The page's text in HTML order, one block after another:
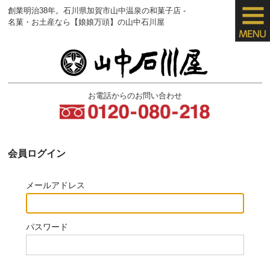
創業明治38年。石川県加賀市山中温泉の和菓子店 -
名菓・お土産なら【娘娘万頭】の山中石川屋
お電話からのお問い合わせ
会員ログイン
メールアドレス
パスワード